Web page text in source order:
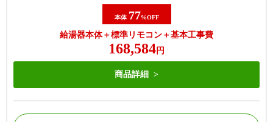
本体 77%OFF
給湯器本体＋標準リモコン＋基本工事費
168,584 円
商品詳細